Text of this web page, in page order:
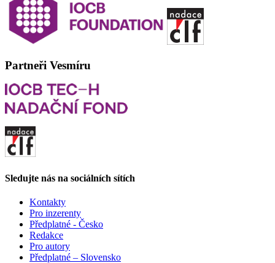
Partneři Vesmíru
Sledujte nás na sociálních sítích
Kontakty
Pro inzerenty
Předplatné - Česko
Redakce
Pro autory
Předplatné – Slovensko